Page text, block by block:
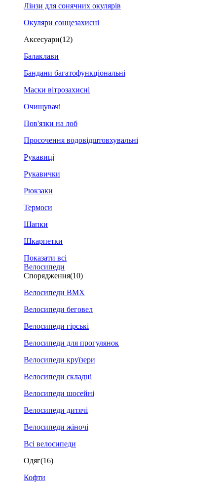
Лінзи для сонячних окулярів
Окуляри сонцезахисні
Аксесуари(12)
Балаклави
Бандани багатофункціональні
Маски вітрозахисні
Очищувачі
Пов'язки на лоб
Просочення водовідштовхувальні
Рукавиці
Рукавички
Рюкзаки
Термоси
Шапки
Шкарпетки
Показати всі
Велосипеди
Спорядження(10)
Велосипеди BMX
Велосипеди беговел
Велосипеди гірські
Велосипеди для прогулянок
Велосипеди круїзери
Велосипеди складні
Велосипеди шосейні
Велосипеди дитячі
Велосипеди жіночі
Всі велосипеди
Одяг(16)
Кофти